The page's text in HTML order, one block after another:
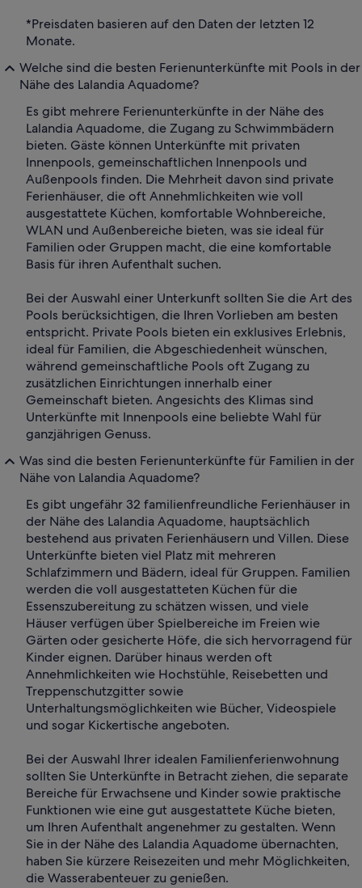
*Preisdaten basieren auf den Daten der letzten 12
Monate.
Welche sind die besten Ferienunterkünfte mit Pools in der
Nähe des Lalandia Aquadome?
Es gibt mehrere Ferienunterkünfte in der Nähe des
Lalandia Aquadome, die Zugang zu Schwimmbädern
bieten. Gäste können Unterkünfte mit privaten
Innenpools, gemeinschaftlichen Innenpools und
Außenpools finden. Die Mehrheit davon sind private
Ferienhäuser, die oft Annehmlichkeiten wie voll
ausgestattete Küchen, komfortable Wohnbereiche,
WLAN und Außenbereiche bieten, was sie ideal für
Familien oder Gruppen macht, die eine komfortable
Basis für ihren Aufenthalt suchen.
Bei der Auswahl einer Unterkunft sollten Sie die Art des
Pools berücksichtigen, die Ihren Vorlieben am besten
entspricht. Private Pools bieten ein exklusives Erlebnis,
ideal für Familien, die Abgeschiedenheit wünschen,
während gemeinschaftliche Pools oft Zugang zu
zusätzlichen Einrichtungen innerhalb einer
Gemeinschaft bieten. Angesichts des Klimas sind
Unterkünfte mit Innenpools eine beliebte Wahl für
ganzjährigen Genuss.
Was sind die besten Ferienunterkünfte für Familien in der
Nähe von Lalandia Aquadome?
Es gibt ungefähr 32 familienfreundliche Ferienhäuser in
der Nähe des Lalandia Aquadome, hauptsächlich
bestehend aus privaten Ferienhäusern und Villen. Diese
Unterkünfte bieten viel Platz mit mehreren
Schlafzimmern und Bädern, ideal für Gruppen. Familien
werden die voll ausgestatteten Küchen für die
Essenszubereitung zu schätzen wissen, und viele
Häuser verfügen über Spielbereiche im Freien wie
Gärten oder gesicherte Höfe, die sich hervorragend für
Kinder eignen. Darüber hinaus werden oft
Annehmlichkeiten wie Hochstühle, Reisebetten und
Treppenschutzgitter sowie
Unterhaltungsmöglichkeiten wie Bücher, Videospiele
und sogar Kickertische angeboten.
Bei der Auswahl Ihrer idealen Familienferienwohnung
sollten Sie Unterkünfte in Betracht ziehen, die separate
Bereiche für Erwachsene und Kinder sowie praktische
Funktionen wie eine gut ausgestattete Küche bieten,
um Ihren Aufenthalt angenehmer zu gestalten. Wenn
Sie in der Nähe des Lalandia Aquadome übernachten,
haben Sie kürzere Reisezeiten und mehr Möglichkeiten,
die Wasserabenteuer zu genießen.